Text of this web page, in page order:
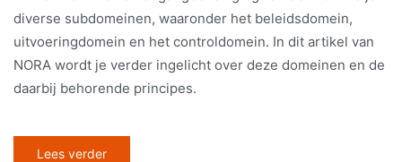
diverse subdomeinen, waaronder het beleidsdomein,
uitvoeringdomein en het controldomein. In dit artikel van
NORA wordt je verder ingelicht over deze domeinen en de
daarbij behorende principes.
Lees verder